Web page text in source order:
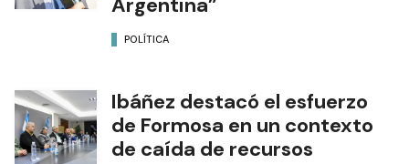
Argentina”
POLÍTICA
Ibáñez destacó el esfuerzo
de Formosa en un contexto
de caída de recursos